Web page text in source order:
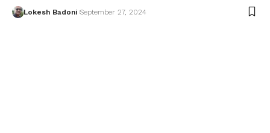
Lokesh Badoni September 27, 2024